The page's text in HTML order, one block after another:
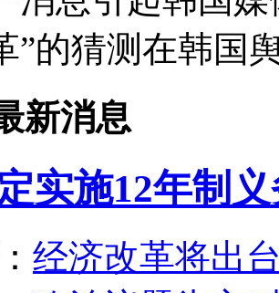
”的猜测在韩国
新消息
实施12年制
经济改革将出